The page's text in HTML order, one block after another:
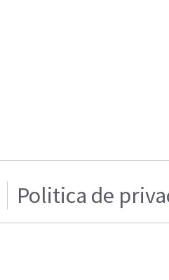
Politica de